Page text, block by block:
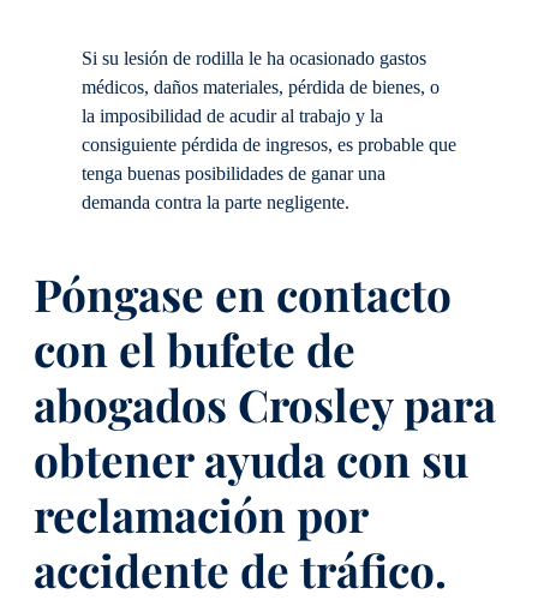
Si su lesión de rodilla le ha ocasionado gastos
médicos, daños materiales, pérdida de bienes, o
la imposibilidad de acudir al trabajo y la
consiguiente pérdida de ingresos, es probable que
tenga buenas posibilidades de ganar una
demanda contra la parte negligente.
Póngase en contacto
con el bufete de
abogados Crosley para
obtener ayuda con su
reclamación por
accidente de tráfico.